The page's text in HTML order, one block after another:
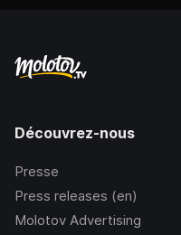
Découvrez-nous
Presse
Press releases (en)
Molotov Advertising